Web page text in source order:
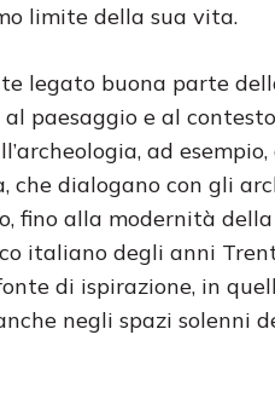
limite della sua vita.
legato buona parte
paesaggio e al
ad
che dialogano con gli
fino alla modernità della
italiano degli anni
di ispirazione, in
negli spazi solenni